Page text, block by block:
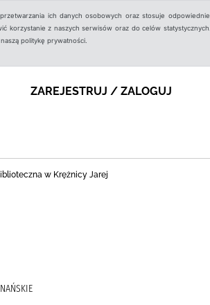
ich danych osobowych oraz stosuje
korzystanie z naszych serwisów oraz do celów
politykę prywatności.
ZAREJESTRUJ / ZALOGUJ
w Krężnicy Jarej